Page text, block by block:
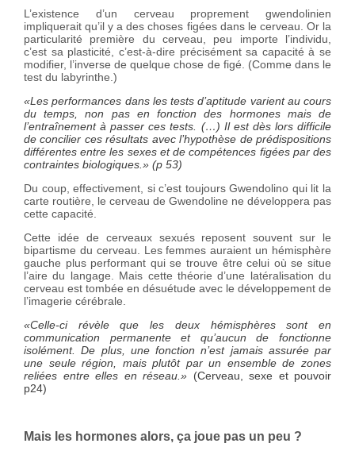
L’existence d’un cerveau proprement gwendolinien
impliquerait qu’il y a des choses figées dans le cerveau. Or la
particularité première du cerveau, peu importe l’individu,
c’est sa plasticité, c’est-à-dire précisément sa capacité à se
modifier, l’inverse de quelque chose de figé. (Comme dans le
test du labyrinthe.)
«Les performances dans les tests d’aptitude varient au cours
du temps, non pas en fonction des hormones mais de
l’entraînement à passer ces tests. (…) Il est dès lors difficile
de concilier ces résultats avec l’hypothèse de prédispositions
différentes entre les sexes et de compétences figées par des
contraintes biologiques.» (p 53)
Du coup, effectivement, si c’est toujours Gwendolino qui lit la
carte routière, le cerveau de Gwendoline ne développera pas
cette capacité.
Cette idée de cerveaux sexués reposent souvent sur le
bipartisme du cerveau. Les femmes auraient un hémisphère
gauche plus performant qui se trouve être celui où se situe
l’aire du langage. Mais cette théorie d’une latéralisation du
cerveau est tombée en désuétude avec le développement de
l’imagerie cérébrale.
«Celle-ci révèle que les deux hémisphères sont en
communication permanente et qu’aucun de fonctionne
isolément. De plus, une fonction n’est jamais assurée par
une seule région, mais plutôt par un ensemble de zones
reliées entre elles en réseau.» (Cerveau, sexe et pouvoir
p24)
Mais les hormones alors, ça joue pas un peu ?